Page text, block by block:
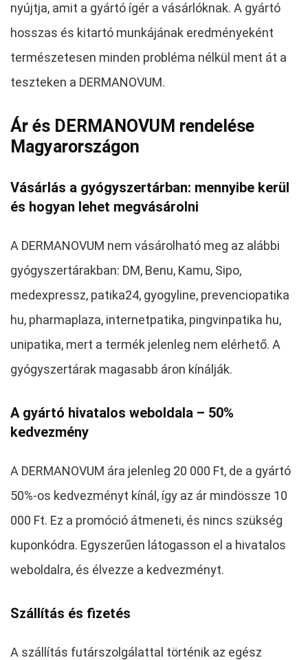
nyújtja, amit a gyártó ígér a vásárlóknak. A gyártó
hosszas és kitartó munkájának eredményeként
természetesen minden probléma nélkül ment át a
teszteken a DERMANOVUM.
Ár és DERMANOVUM rendelése
Magyarországon
Vásárlás a gyógyszertárban: mennyibe kerül
és hogyan lehet megvásárolni
A DERMANOVUM nem vásárolható meg az alábbi
gyógyszertárakban: DM, Benu, Kamu, Sipo,
medexpressz, patika24, gyogyline, prevenciopatika
hu, pharmaplaza, internetpatika, pingvinpatika hu,
unipatika, mert a termék jelenleg nem elérhető. A
gyógyszertárak magasabb áron kínálják.
A gyártó hivatalos weboldala – 50%
kedvezmény
A DERMANOVUM ára jelenleg 20 000 Ft, de a gyártó
50%-os kedvezményt kínál, így az ár mindössze 10
000 Ft. Ez a promóció átmeneti, és nincs szükség
kuponkódra. Egyszerűen látogasson el a hivatalos
weboldalra, és élvezze a kedvezményt.
Szállítás és fizetés
A szállítás futárszolgálattal történik az egész